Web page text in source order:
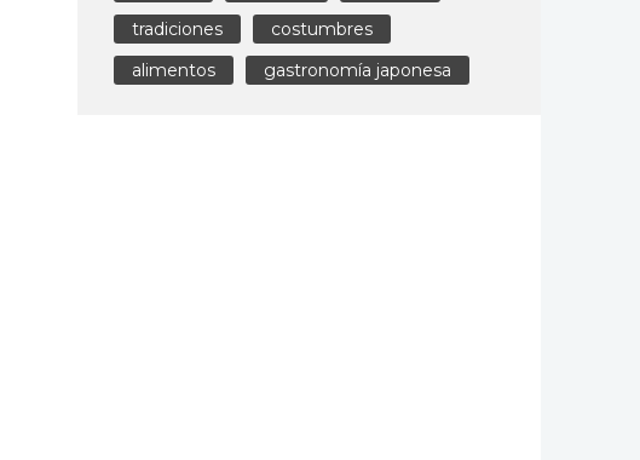
tradiciones
costumbres
alimentos
gastronomía japonesa